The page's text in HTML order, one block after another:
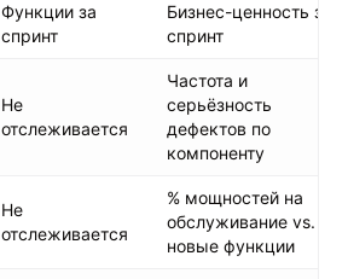
Функции за
спринт
Бизнес-ценность за
спринт
Не
отслеживается
Частота и
серьёзность
дефектов по
компоненту
Не
отслеживается
% мощностей на
обслуживание vs.
новые функции